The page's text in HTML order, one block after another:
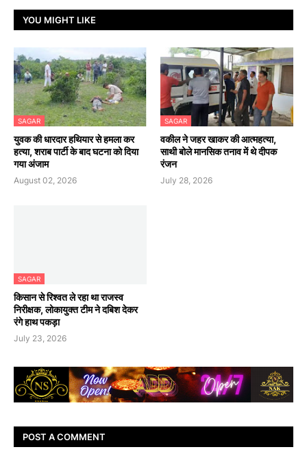
YOU MIGHT LIKE
SAGAR
युवक की धारदार हथियार से हमला कर
हत्या, शराब पार्टी के बाद घटना को दिया
गया अंजाम
August 02, 2026
SAGAR
वकील ने जहर खाकर की आत्महत्या,
साथी बोले मानसिक तनाव में थे दीपक
रंजन
July 28, 2026
SAGAR
किसान से रिश्वत ले रहा था राजस्व
निरीक्षक, लोकायुक्त टीम ने दबिश देकर
रंगे हाथ पकड़ा
July 23, 2026
POST A COMMENT